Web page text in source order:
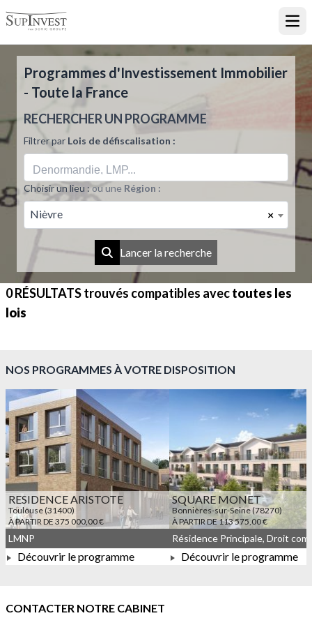
Programmes d'Investissement Immobilier
- Toute la France
RECHERCHER UN PROGRAMME
Filtrer par Lois de défiscalisation :
Choisir un lieu :ou une Région :
×
Nièvre
Lancer la recherche
0 RÉSULTATStrouvés compatibles avectoutes les
lois
NOS PROGRAMMES À VOTRE DISPOSITION
RESIDENCE ARISTOTE
Toulouse (31400)
À PARTIR DE 375 000,00 €
À PARTIR DE 375 000,00 €
LMNP
Découvrir le programme
SQUARE MONET
Bonnières-sur-Seine (78270)
À PARTIR DE 113 575,00 €
Découvrir le programme
CONTACTER NOTRE CABINET